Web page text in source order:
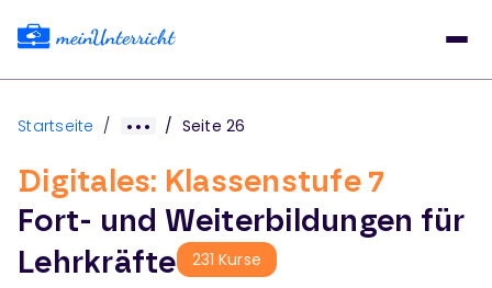
Startseite / / Seite 26
Digitales: Klassenstufe 7
Fort- und Weiterbildungen für
Lehrkräfte
231 Kurse